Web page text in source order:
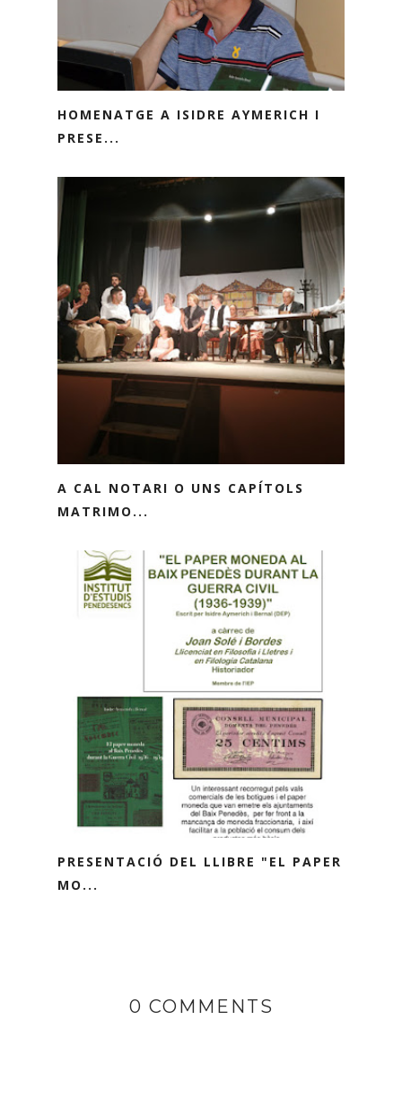
HOMENATGE A ISIDRE AYMERICH I
PRESE...
A CAL NOTARI O UNS CAPÍTOLS
MATRIMO...
PRESENTACIÓ DEL LLIBRE "EL PAPER
MO...
0 COMMENTS